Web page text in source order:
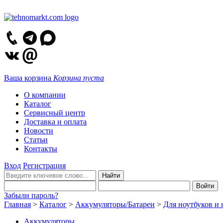
Ваша корзина Корзина пуста
О компании
Каталог
Сервисный центр
Доставка и оплата
Новости
Статьи
Контакты
Вход Регистрация
Забыли пароль?
Главная > Каталог > Аккумуляторы/Батареи > Для ноутбуков и
Аккумуляторы